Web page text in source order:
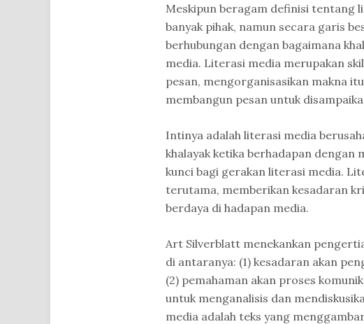
Meskipun beragam definisi tentang
banyak pihak, namun secara garis
berhubungan dengan bagaimana
media. Literasi media merupakan
pesan, mengorganisasikan makna
membangun pesan untuk
Intinya adalah literasi media
khalayak ketika berhadapan dengan
kunci bagi gerakan literasi media.
terutama, memberikan kesadaran
berdaya di hadapan media.
Art Silverblatt menekankan
di antaranya: (1) kesadaran akan
(2) pemahaman akan proses
untuk menganalisis dan
media adalah teks yang